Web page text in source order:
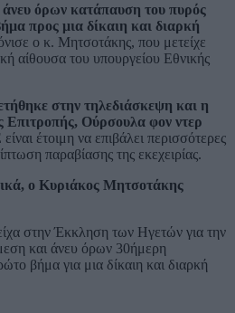
όρων κατάπαυση του πυρός
προς μια δίκαιη και διαρκή
ο κ. Μητσοτάκης, που μετείχε
αίθουσα του υπουργείου Εθνικής
στην τηλεδιάσκεψη και η
Ούρσουλα φον ντερ
έτοιμη να επιβάλει περισσότερες
παραβίασης της εκεχειρίας.
ο Κυριάκος Μητσοτάκης
στην Έκκληση των Ηγετών για την
και άνευ όρων 30ήμερη
βήμα για μια δίκαιη και διαρκή